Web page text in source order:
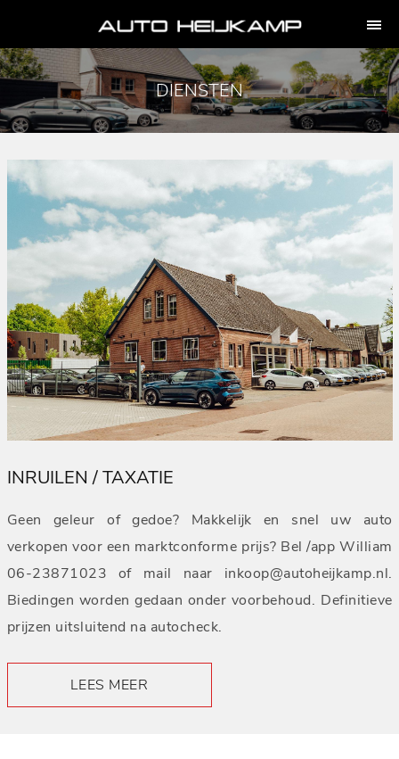
DIENSTEN
INRUILEN / TAXATIE
Geen geleur of gedoe? Makkelijk en snel uw auto
verkopen voor een marktconforme prijs? Bel /app William
06-23871023 of mail naar inkoop@autoheijkamp.nl.
Biedingen worden gedaan onder voorbehoud. Definitieve
prijzen uitsluitend na autocheck.
LEES MEER